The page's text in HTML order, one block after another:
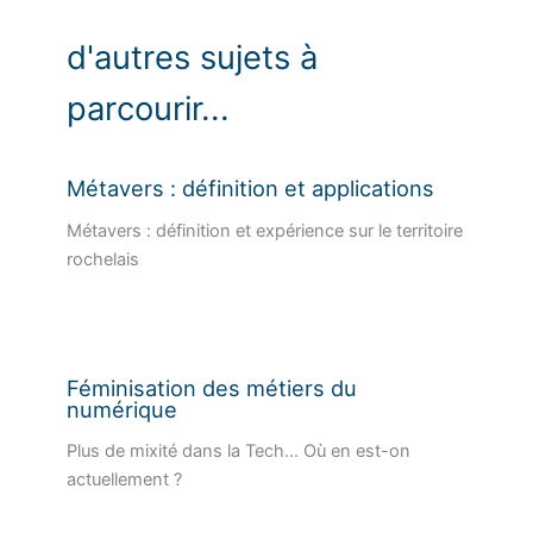
d'autres sujets à
parcourir...
Métavers : définition et applications
Métavers : définition et expérience sur le territoire
rochelais
Féminisation des métiers du
numérique
Plus de mixité dans la Tech... Où en est-on
actuellement ?